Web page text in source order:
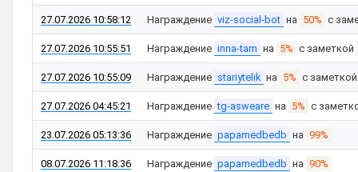
27.07.2026 10:58:12 Награждение viz-social-bot на 50% с
27.07.2026 10:55:51 Награждение inna-tam на 5% с заметкой
27.07.2026 10:55:09 Награждение stariytelik на 5% с
27.07.2026 04:45:21 Награждение tg-asweare на 5% с
23.07.2026 05:13:36 Награждение papamedbedb на 99%
08.07.2026 11:18:36 Награждение papamedbedb на 90%